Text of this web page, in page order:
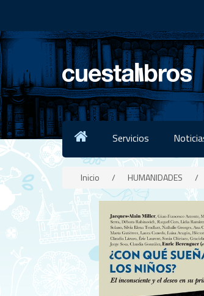
Servicios
Inicio / HUMANIDADES /